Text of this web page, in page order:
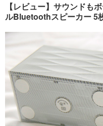
音楽
ショッピング
ペット
その他
プッシュ通知の停止方法
【レビュー】サウンドも
ルBluetoothスピーカー 5